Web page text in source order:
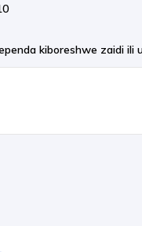
kiboreshwe zaidi ili